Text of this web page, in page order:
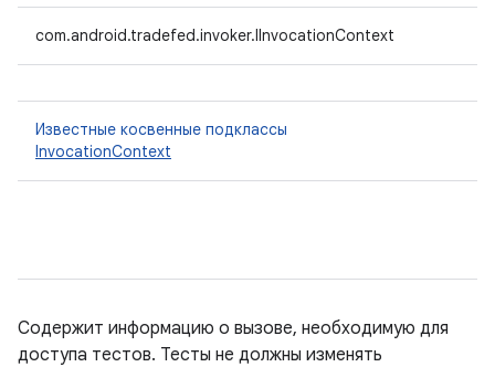
com.android.tradefed.invoker.IInvocationContext
Известные косвенные подклассы
InvocationContext
Содержит информацию о вызове, необходимую для
доступа тестов. Тесты не должны изменять